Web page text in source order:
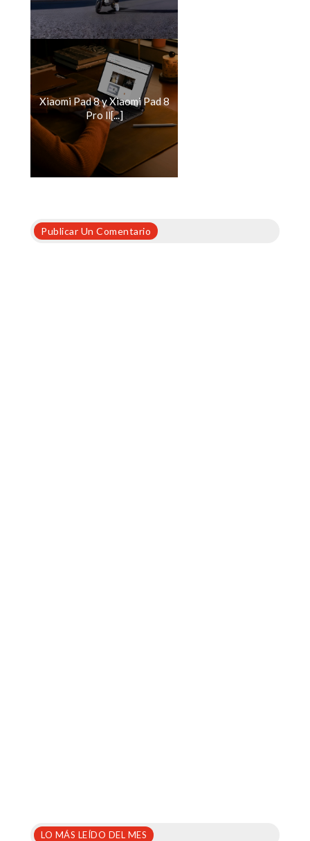
Xiaomi Pad 8 y Xiaomi Pad 8
Pro ll[...]
Publicar Un Comentario
LO MÁS LEÍDO DEL MES